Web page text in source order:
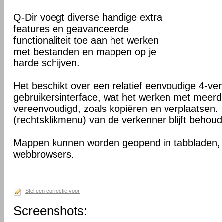
Q-Dir voegt diverse handige extra
features en geavanceerde
functionaliteit toe aan het werken
met bestanden en mappen op je
harde schijven.
Het beschikt over een relatief eenvoudige 4-
gebruikersinterface, wat het werken met
vereenvoudigd, zoals kopiëren en
(rechtsklikmenu) van de verkenner blijft
Mappen kunnen worden geopend in
webbrowsers.
Stel een correctie voor
Screenshots: